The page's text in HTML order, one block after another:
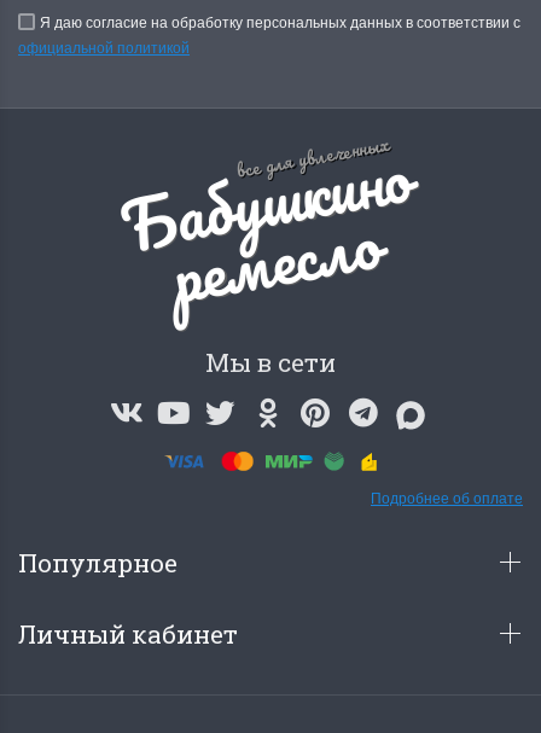
Я даю согласие на обработку персональных данных в соответствии с
официальной политикой
все для увлеченных
Б
а
б
у
ш
к
и
н
о
р
е
м
е
с
л
о
Мы в сети
Подробнее об оплате
Популярное
Личный кабинет